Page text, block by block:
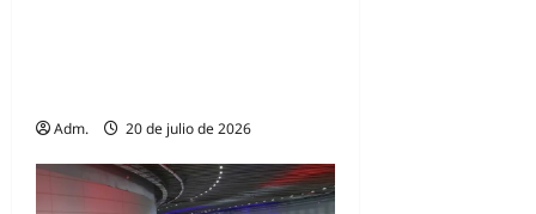
Adm. 20 de julio de 2026